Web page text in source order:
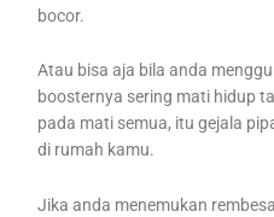
bocor.
Atau bisa aja bila anda
boosternya sering mati hidup
pada mati semua, itu gejala
di rumah kamu.
Jika anda menemukan